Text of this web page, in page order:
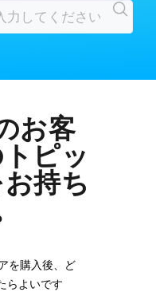
お客
ピッ
持ち
を購入後、ど
らよいです